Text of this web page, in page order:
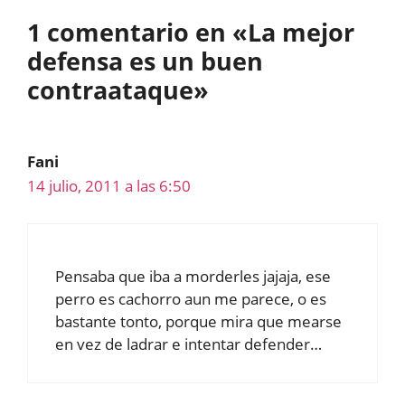
1 comentario en «La mejor
defensa es un buen
contraataque»
Fani
14 julio, 2011 a las 6:50
Pensaba que iba a morderles jajaja, ese
perro es cachorro aun me parece, o es
bastante tonto, porque mira que mearse
en vez de ladrar e intentar defender…